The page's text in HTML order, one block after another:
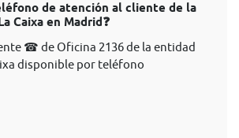
de atención al cliente de la
Caixa en Madrid❓
☎ de Oficina 2136 de la entidad
disponible por teléfono